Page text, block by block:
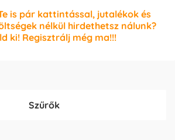
is pár kattintással, jutalékok és
nélkül hirdethetsz nálunk?
ki! Regisztrálj még ma!!!
Szűrők